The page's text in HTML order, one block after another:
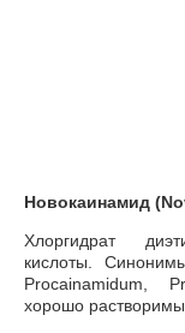
Новокаинамид
Хлоргидрат
кислоты.
Procainamidum,
хорошо